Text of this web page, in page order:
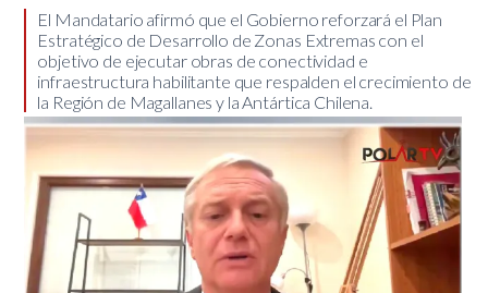
​El Mandatario afirmó que el Gobierno reforzará el Plan
Estratégico de Desarrollo de Zonas Extremas con el
objetivo de ejecutar obras de conectividad e
infraestructura habilitante que respalden el crecimiento de
la Región de Magallanes y la Antártica Chilena.